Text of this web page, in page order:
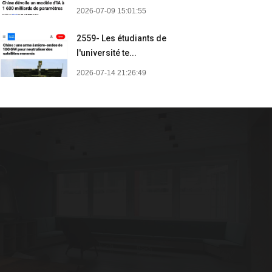
2026-07-09 15:01:55
2559- Les étudiants de
l'université te...
2026-07-14 21:26:49